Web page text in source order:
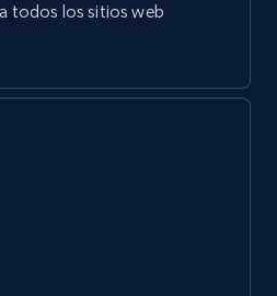
todos los sitios web